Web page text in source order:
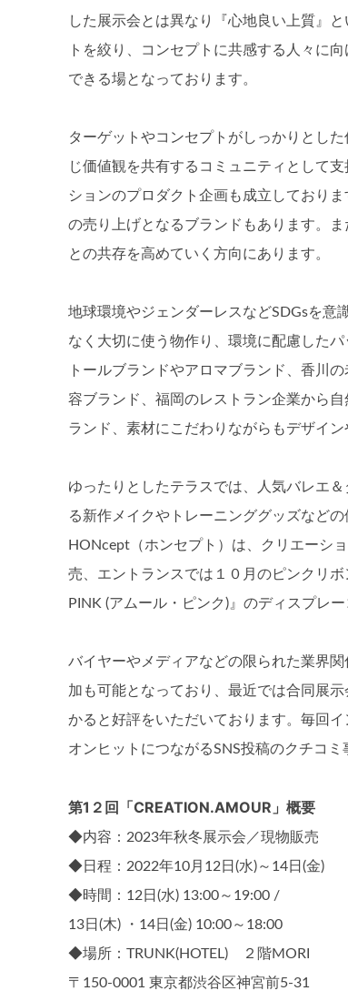
した展示会とは異なり『心地良い上質』
トを絞り、コンセプトに共感する人々に
できる場となっております。
ターゲットやコンセプトがしっかりとし
じ価値観を共有するコミュニティとして
ションのプロダクト企画も成立しており
の売り上げとなるブランドもあります。
との共存を高めていく方向にあります。
地球環境やジェンダーレスなどSDGsを意
なく大切に使う物作り、環境に配慮した
トールブランドやアロマブランド、香川
容ブランド、福岡のレストラン企業から
ランド、素材にこだわりながらもデザイ
ゆったりとしたテラスでは、人気バレエ
る新作メイクやトレーニンググッズなど
HONcept（ホンセプト）は、クリエーシ
売、エントランスでは１０月のピンクリ
PINK (アムール・ピンク)』のディスプレ
バイヤーやメディアなどの限られた業界
加も可能となっており、最近では合同展
かると好評をいただいております。毎回
オンヒットにつながるSNS投稿のクチコ
第1２回「CREATION.AMOUR」概要
◆内容：2023年秋冬展示会／現物販売
◆日程：2022年10月12日(水)～14日(金)
◆時間：12日(水) 13:00～19:00 /
13日(木) ・14日(金) 10:00～18:00
◆場所：TRUNK(HOTEL) ２階MORI
〒150-0001 東京都渋谷区神宮前5-31